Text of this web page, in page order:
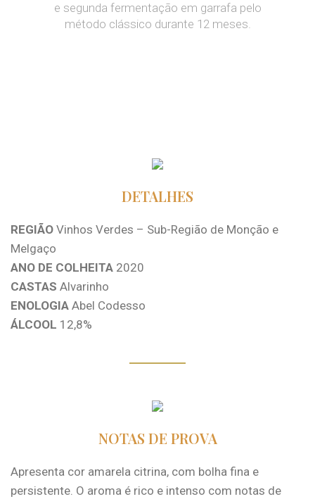
e segunda fermentação em garrafa pelo
método clássico durante 12 meses.
DETALHES
REGIÃO Vinhos Verdes – Sub-Região de Monção e
Melgaço
ANO DE COLHEITA 2020
CASTAS Alvarinho
ENOLOGIA Abel Codesso
ÁLCOOL 12,8%
NOTAS DE PROVA
Apresenta cor amarela citrina, com bolha fina e
persistente. O aroma é rico e intenso com notas de